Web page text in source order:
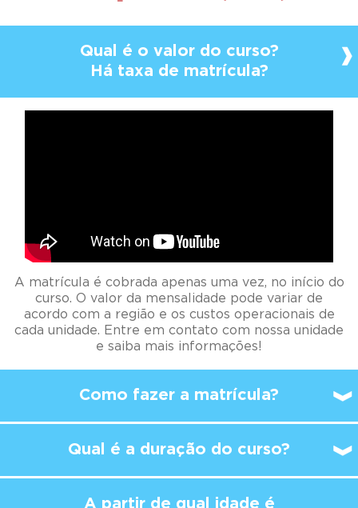
cada unidade. Entre em contato com nossa unidade
e saiba mais informações!
Como fazer a matrícula?
Qual é a duração do curso?
possívelcomeçar a
estudar no Kumon?
A aula no Kumon é